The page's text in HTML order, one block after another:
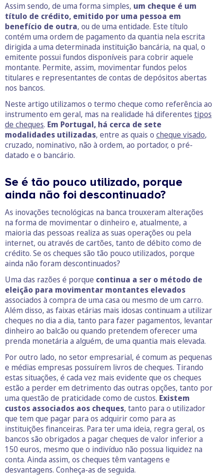
Assim sendo, de uma forma simples, um cheque é um
título de crédito, emitido por uma pessoa em
benefício de outra, ou de uma entidade. Este título
contém uma ordem de pagamento da quantia nela escrita
dirigida a uma determinada instituição bancária, na qual, o
emitente possui fundos disponíveis para cobrir aquele
montante. Permite, assim, movimentar fundos pelos
titulares e representantes de contas de depósitos abertas
nos bancos.
Neste artigo utilizamos o termo cheque como referência ao
instrumento em geral, mas na realidade há diferentes tipos
de cheques. Em Portugal, há cerca de sete
modalidades utilizadas, entre as quais o cheque visado,
cruzado, nominativo, não à ordem, ao portador, o pré-
datado e o bancário.
Se é tão pouco utilizado, porque
ainda não foi descontinuado?
As inovações tecnológicas na banca trouxeram alterações
na forma de movimentar o dinheiro e, atualmente, a
maioria das pessoas realiza as suas operações ou pela
internet, ou através de cartões, tanto de débito como de
crédito. Se os cheques são tão pouco utilizados, porque
ainda não foram descontinuados?
Uma das razões é porque continua a ser o método de
eleição para movimentar montantes elevados
associados à compra de uma casa ou mesmo de um carro.
Além disso, as faixas etárias mais idosas continuam a utilizar
cheques no dia a dia, tanto para fazer pagamentos, levantar
dinheiro ao balcão ou quando pretendem oferecer uma
prenda monetária a alguém, de uma quantia mais elevada.
Por outro lado, no setor empresarial, é comum as pequenas
e médias empresas possuírem livros de cheques. Tirando
estas situações, é cada vez mais evidente que os cheques
estão a perder em detrimento das outras opções, tanto por
uma questão de praticidade como de custos. Existem
custos associados aos cheques, tanto para o utilizador
que tem que pagar para os adquirir como para as
instituições financeiras. Para ter uma ideia, regra geral, os
bancos são obrigados a pagar cheques de valor inferior a
150 euros, mesmo que o indivíduo não possua liquidez na
conta. Ainda assim, os cheques têm vantagens e
desvantagens. Conheça-as de seguida.